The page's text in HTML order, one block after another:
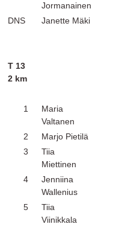
Jormanainen
DNS Janette Mäki
T 13
2 km
1
Maria
Valtanen
2 Marjo Pietilä
3
Tiia
Miettinen
4
Jenniina
Wallenius
5
Tiia
Viinikkala